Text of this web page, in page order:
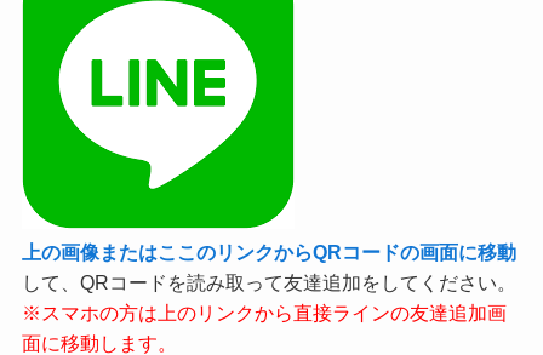
上の画像またはここのリンクからQRコードの画面に移動
して、QRコードを読み取って友達追加をしてください。
※スマホの方は上のリンクから直接ラインの友達追加画
面に移動します。